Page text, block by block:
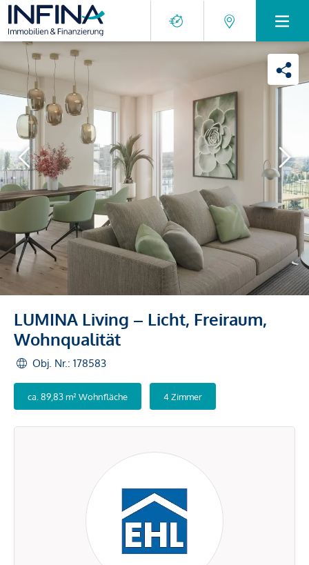
LUMINA Living – Licht, Freiraum,
Wohnqualität
Obj. Nr.: 178583
ca. 89,83 m² Wohnfläche 4 Zimmer